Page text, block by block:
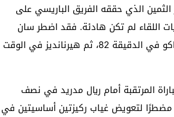
الثمين الذي حققه الفريق الباريسي على
الماضي، إلا أن مجريات اللقاء لم تكن هادئة. فقد اضطر سان
جيرمان لإكمال الدقائق الأخيرة من المباراة بتسعة لاعبين فقط، بعد طرد باكو في الدقيقة 82، ثم هيرنانديز في الوقت
المرتقبة أمام ريال مدريد في نصف
بتوقيت المغرب)، يجد نفسه مضطرًا لتعويض غياب ركيزتين أساسيتين في